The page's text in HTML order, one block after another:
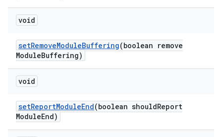
void
setRemoveModuleBuffering(boolean remove
ModuleBuffering)
void
setReportModuleEnd(boolean shouldReport
ModuleEnd)